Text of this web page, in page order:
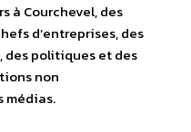
à Courchevel, des
d’entreprises, des
des politiques et des
non
médias.